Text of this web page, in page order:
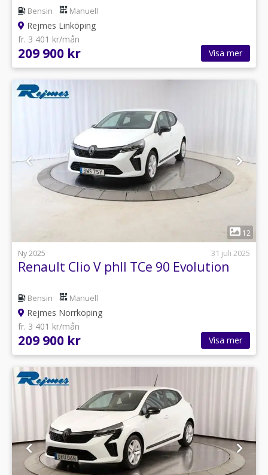
Bensin Manuell
Rejmes Linköping
fr. 3 401 kr/mån
209 900 kr Visa mer
12
Ny 2025
31 juli 2025
Renault Clio V phII TCe 90 Evolution
Bensin Manuell
Rejmes Norrköping
fr. 3 401 kr/mån
209 900 kr Visa mer